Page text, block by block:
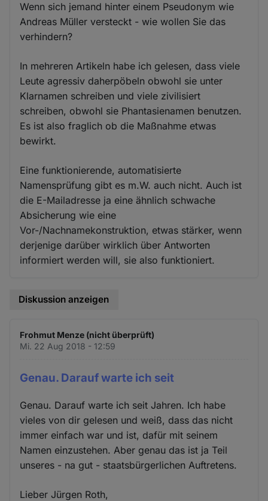
Wenn sich jemand hinter einem Pseudonym wie
Andreas Müller versteckt - wie wollen Sie das
verhindern?
In mehreren Artikeln habe ich gelesen, dass viele
Leute agressiv daherpöbeln obwohl sie unter
Klarnamen schreiben und viele zivilisiert
schreiben, obwohl sie Phantasienamen benutzen.
Es ist also fraglich ob die Maßnahme etwas
bewirkt.
Eine funktionierende, automatisierte
Namensprüfung gibt es m.W. auch nicht. Auch ist
die E-Mailadresse ja eine ähnlich schwache
Absicherung wie eine
Vor-/Nachnamekonstruktion, etwas stärker, wenn
derjenige darüber wirklich über Antworten
informiert werden will, sie also funktioniert.
Diskussion anzeigen
Frohmut Menze (nicht überprüft)
Mi. 22 Aug 2018 - 12:59
Genau. Darauf warte ich seit
Genau. Darauf warte ich seit Jahren. Ich habe
vieles von dir gelesen und weiß, dass das nicht
immer einfach war und ist, dafür mit seinem
Namen einzustehen. Aber genau das ist ja Teil
unseres - na gut - staatsbürgerlichen Auftretens.
Lieber Jürgen Roth,